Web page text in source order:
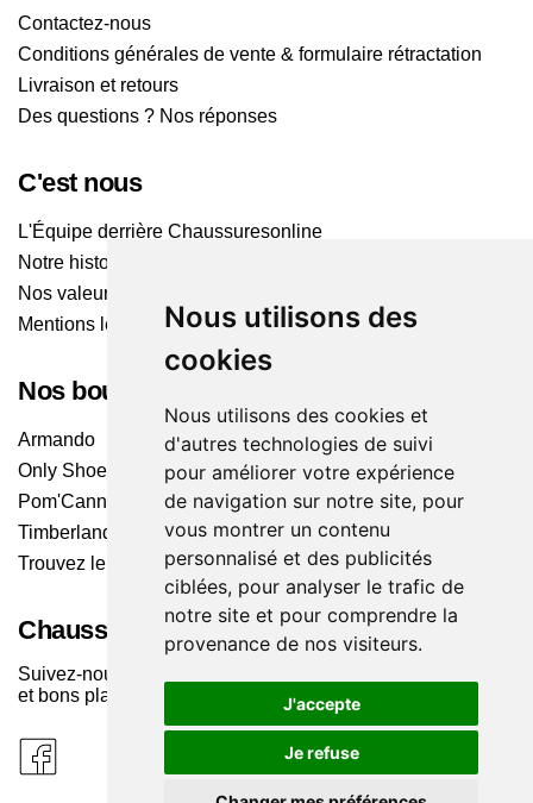
Nous utilisons des
cookies
Nous utilisons des cookies et
d'autres technologies de suivi
pour améliorer votre expérience
de navigation sur notre site, pour
vous montrer un contenu
personnalisé et des publicités
ciblées, pour analyser le trafic de
notre site et pour comprendre la
provenance de nos visiteurs.
J'accepte
Je refuse
Contactez-nous
Conditions générales de vente & formulaire rétractation
Livraison et retours
Des questions ? Nos réponses
C'est nous
L'Équipe derrière Chaussuresonline
Notre histoire
Nos valeurs
Mentions légales
Nos boutiques
Armando
Only Shoes
Pom'Cannelle
Timberland
Trouvez le magasin le plus proche
Chaussuresonline sur les Médias sociaux
Suivez-nous sur les réseaux pour les dernières tendances
et bons plans !